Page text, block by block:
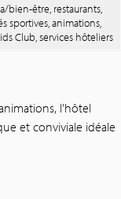
bien-être, restaurants,
sportives, animations,
Club, services hôteliers
l’hôtel
et conviviale idéale